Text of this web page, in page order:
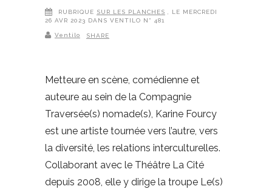
RUBRIQUE SUR LES PLANCHES , LE MERCREDI
26 AVR 2023 DANS VENTILO N° 481
Ventilo SHARE
Metteure en scène, comédienne et
auteure au sein de la Compagnie
Traversée(s) nomade(s), Karine Fourcy
est une artiste tournée vers l’autre, vers
la diversité, les relations interculturelles.
Collaborant avec le Théâtre La Cité
depuis 2008, elle y dirige la troupe Le(s)